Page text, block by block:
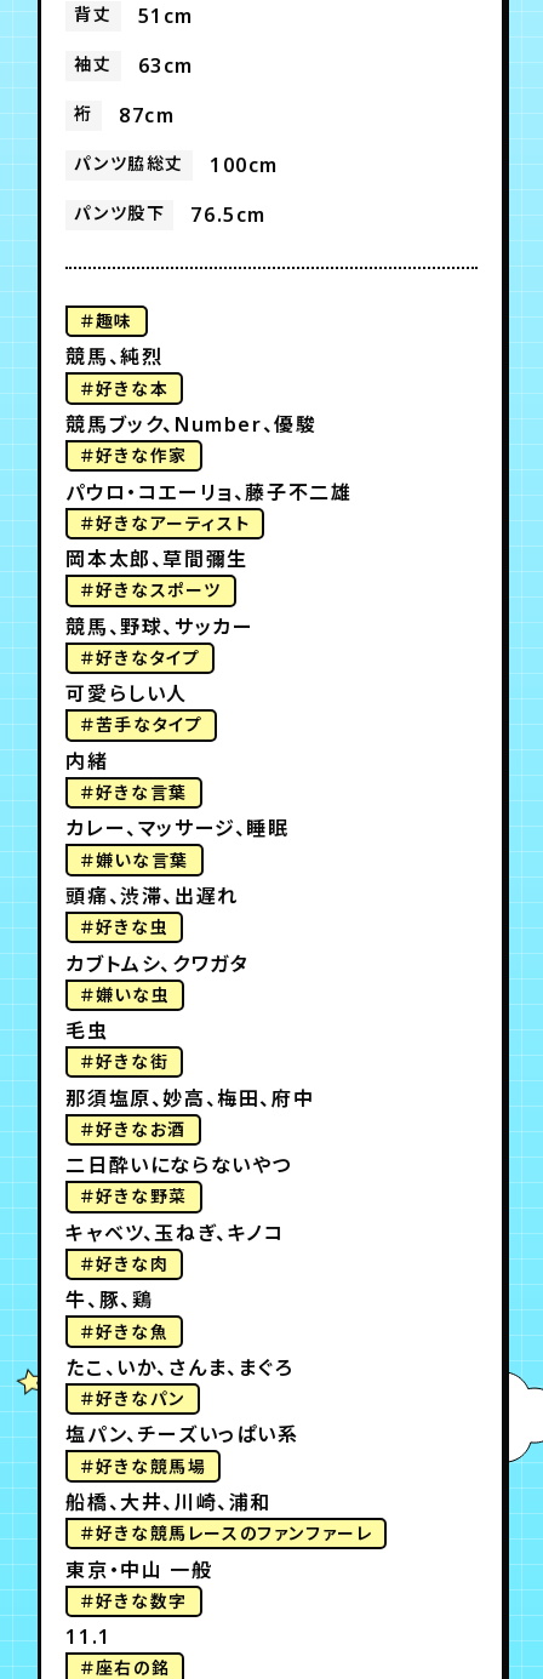
背丈 51cm
袖丈 63cm
裄 87cm
パンツ脇総丈 100cm
パンツ股下 76.5cm
＃趣味
競馬、純烈
＃好きな本
競馬ブック、Number、優駿
＃好きな作家
パウロ・コエーリョ、藤子不二雄
＃好きなアーティスト
岡本太郎、草間彌生
＃好きなスポーツ
競馬、野球、サッカー
＃好きなタイプ
可愛らしい人
＃苦手なタイプ
内緒
＃好きな言葉
カレー、マッサージ、睡眠
＃嫌いな言葉
頭痛、渋滞、出遅れ
＃好きな虫
カブトムシ、クワガタ
＃嫌いな虫
毛虫
＃好きな街
那須塩原、妙高、梅田、府中
＃好きなお酒
二日酔いにならないやつ
＃好きな野菜
キャベツ、玉ねぎ、キノコ
＃好きな肉
牛、豚、鶏
＃好きな魚
たこ、いか、さんま、まぐろ
＃好きなパン
塩パン、チーズいっぱい系
＃好きな競馬場
船橋、大井、川崎、浦和
＃好きな競馬レースのファンファーレ
東京・中山 一般
＃好きな数字
11.1
＃座右の銘